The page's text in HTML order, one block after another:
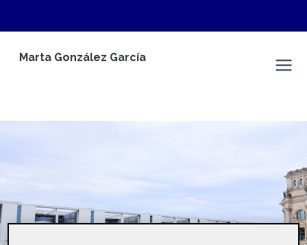
Marta González García